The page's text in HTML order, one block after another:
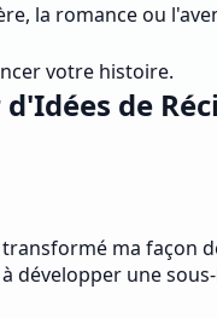
la romance ou
votre histoire.
de
ma façon
développer une